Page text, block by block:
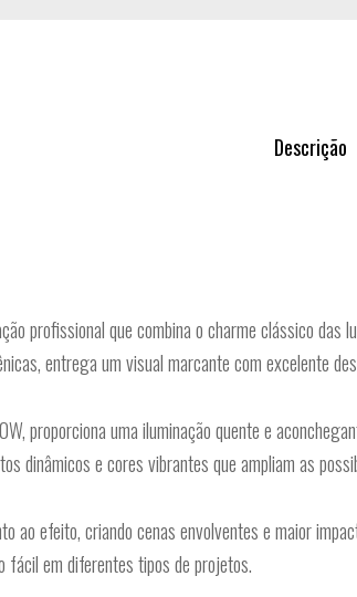
Descrição
profissional que combina o charme clássico
entrega um visual marcante com excelente
proporciona uma iluminação quente e
dinâmicos e cores vibrantes que ampliam as
ao efeito, criando cenas envolventes e maior
fácil em diferentes tipos de projetos.